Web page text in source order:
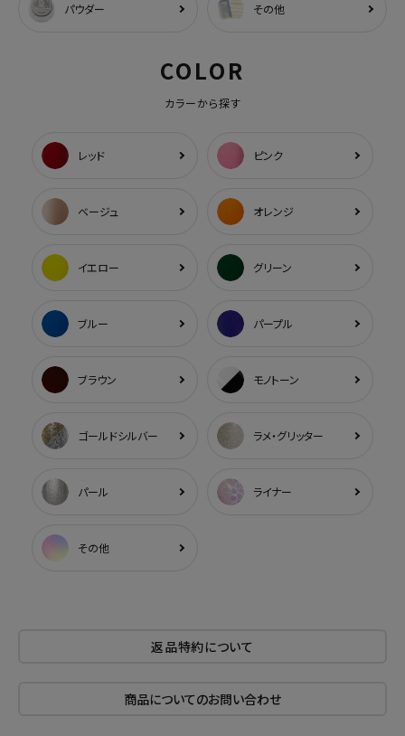
パウダー その他
COLOR
カラーから探す
レッド ピンク
ベージュ オレンジ
イエロー グリーン
ブルー パープル
ブラウン モノトーン
ゴールドシルバー ラメ・グリッター
パール ライナー
その他
返品特約について
商品についてのお問い合わせ